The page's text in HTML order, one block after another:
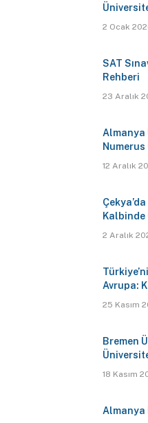
2 Ocak
SAT
Rehberi
23 Aralık
Almanya
Numerus
12 Aralık
2 Aralık
Avrupa:
Gelecek
25 Kasım
Bremen
18 Kasım
Almanya